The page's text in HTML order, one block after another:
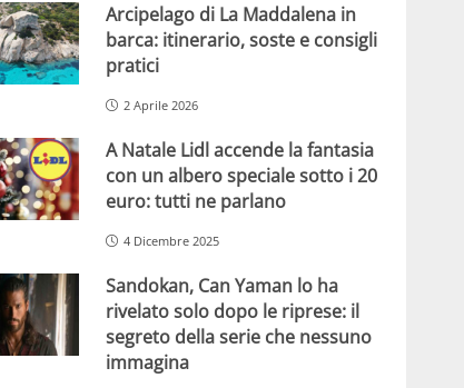
Arcipelago di La Maddalena in
barca: itinerario, soste e consigli
pratici
2 Aprile 2026
A Natale Lidl accende la fantasia
con un albero speciale sotto i 20
euro: tutti ne parlano
4 Dicembre 2025
Sandokan, Can Yaman lo ha
rivelato solo dopo le riprese: il
segreto della serie che nessuno
immagina